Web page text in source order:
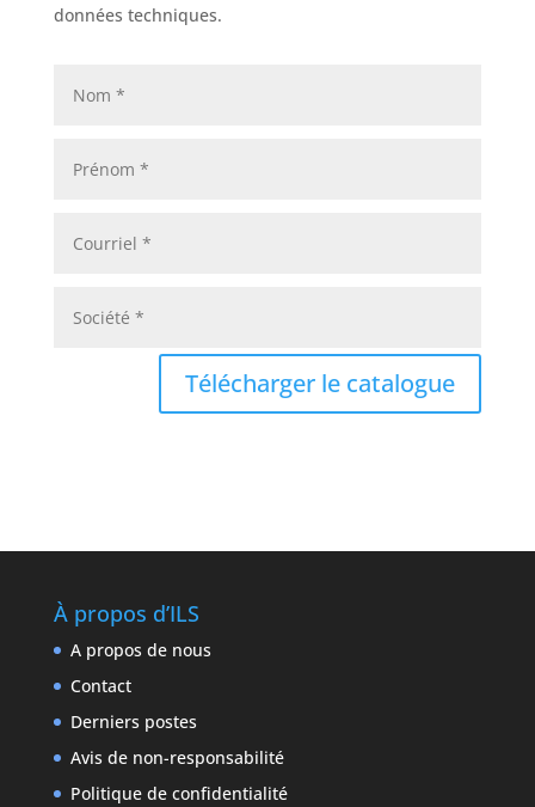
données techniques.
Télécharger le catalogue
À propos d’ILS
A propos de nous
Contact
Derniers postes
Avis de non-responsabilité
Politique de confidentialité